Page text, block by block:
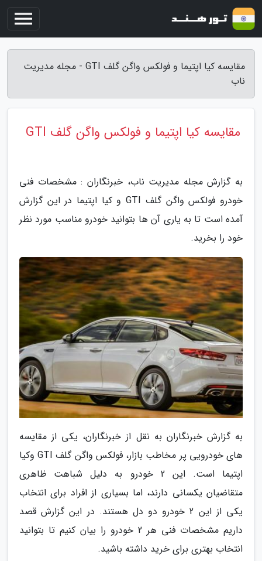
مقایسه کیا اپتیما و فولکس واگن گلف GTI - مجله مدیریت
ناب
مقایسه کیا اپتیما و فولکس واگن گلف GTI
به گزارش مجله مدیریت ناب، خبرنگاران : مشخصات فنی
خودرو فولکس واگن گلف GTI و کیا اپتیما در این گزارش
آمده است تا به یاری آن ها بتوانید خودرو مناسب مورد نظر
خود را بخرید.
به گزارش خبرنگاران به نقل از خبرنگاران، یکی از مقایسه
های خودرویی پر مخاطب بازار، فولکس واگن گلف GTI وکیا
اپتیما است. این 2 خودرو به دلیل شباهت ظاهری
متقاضیان یکسانی دارند، اما بسیاری از افراد برای انتخاب
یکی از این 2 خودرو دو دل هستند. در این گزارش قصد
داریم مشخصات فنی هر 2 خودرو را بیان کنیم تا بتوانید
انتخاب بهتری برای خرید داشته باشید.